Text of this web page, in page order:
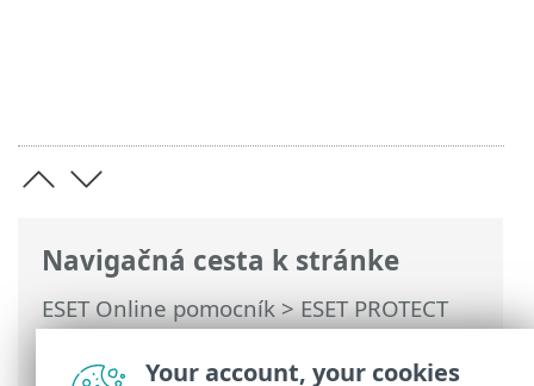
Navigačná cesta k stránke
ESET Online pomocník>ESET PROTECT
On-Prem>Používanie ESET PROTECT On-
Prem>Hlavné menu ESET PROTECT On-
Your account, your cookies